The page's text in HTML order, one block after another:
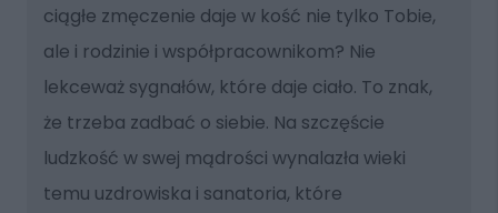
ciągłe zmęczenie daje w kość nie tylko Tobie,
ale i rodzinie i współpracownikom? Nie
lekceważ sygnałów, które daje ciało. To znak,
że trzeba zadbać o siebie. Na szczęście
ludzkość w swej mądrości wynalazła wieki
temu uzdrowiska i sanatoria, które